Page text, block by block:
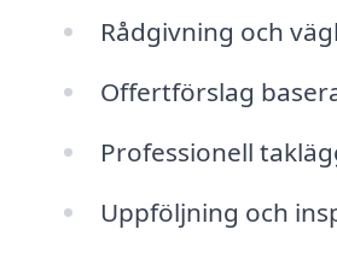
Rådgivning och
Offertförslag
Professionell
Uppföljning och